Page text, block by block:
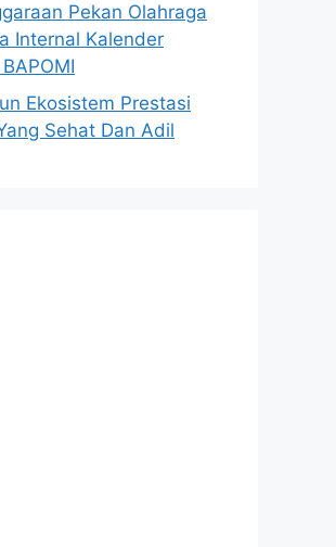
Pekan Olahraga
Internal Kalender
Ekosistem Prestasi
Sehat Dan Adil